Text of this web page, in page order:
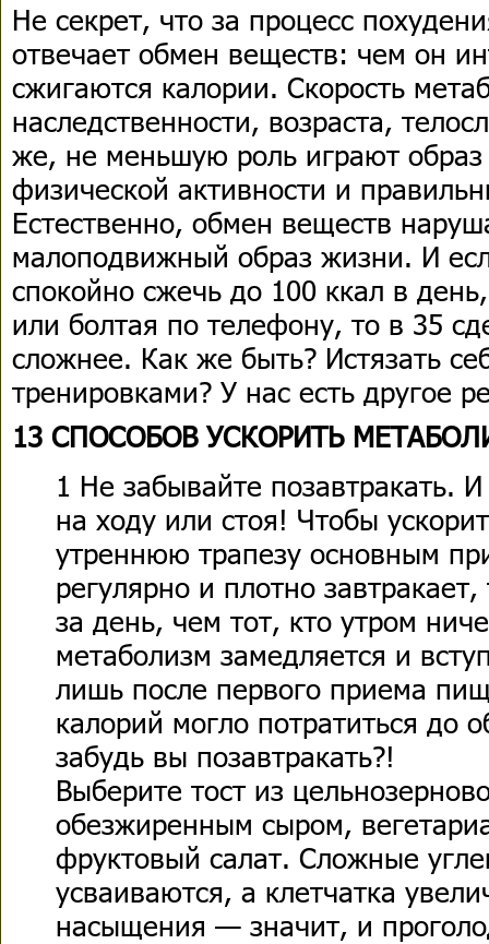
Не секрет, что за процесс
отвечает обмен веществ: чем он
сжигаются калории. Скорость
наследственности, возраста,
же, не меньшую роль играют
физической активности и
Естественно, обмен веществ
малоподвижный образ жизни. И
спокойно сжечь до 100 ккал в
или болтая по телефону, то в 35
сложнее. Как же быть? Истязать
тренировками? У нас есть другое
13 СПОСОБОВ УСКОРИТЬ
1 Не забывайте позавтракать.
на ходу или стоя! Чтобы
утреннюю трапезу основным
регулярно и плотно
за день, чем тот, кто утром
метаболизм замедляется и
лишь после первого приема
калорий могло потратиться до
забудь вы позавтракать?!
Выберите тост из
обезжиренным сыром,
фруктовый салат. Сложные
усваиваются, а клетчатка
насыщения — значит, и